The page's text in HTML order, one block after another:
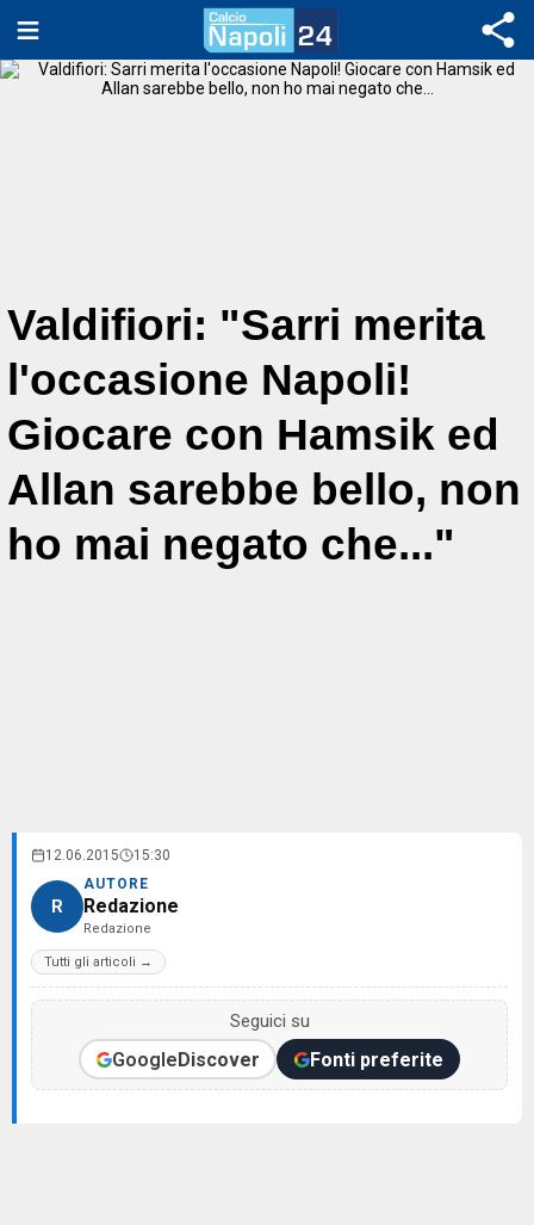
Valdifiori: "Sarri merita
l'occasione Napoli!
Giocare con Hamsik ed
Allan sarebbe bello, non
ho mai negato che..."
12.06.2015 15:30
R
AUTORE
Redazione
Redazione
Tutti gli articoli →
Seguici su
GoogleDiscover Fonti preferite